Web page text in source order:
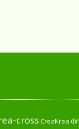
cross CreaKrea